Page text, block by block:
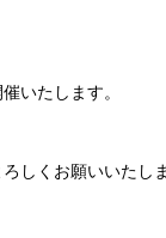
いたします。
しくお願いいたしま